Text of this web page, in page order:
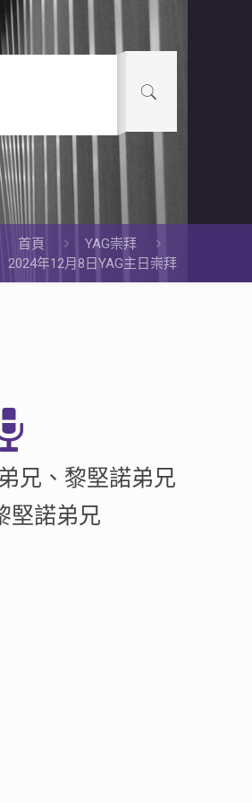
首頁
YAG崇拜
2024年12月8日YAG主日崇拜
兄、黎堅諾弟兄
堅諾弟兄